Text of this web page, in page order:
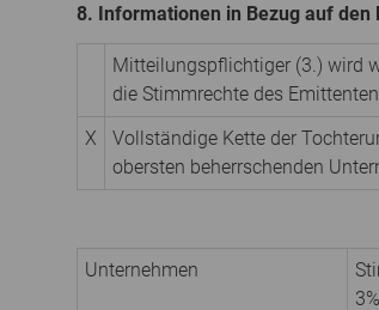
8. Informationen in Bezug auf
Mitteilungspflichtiger (3.) wird
die Stimmrechte des
X
Vollständige Kette der
obersten beherrschenden
Unternehmen